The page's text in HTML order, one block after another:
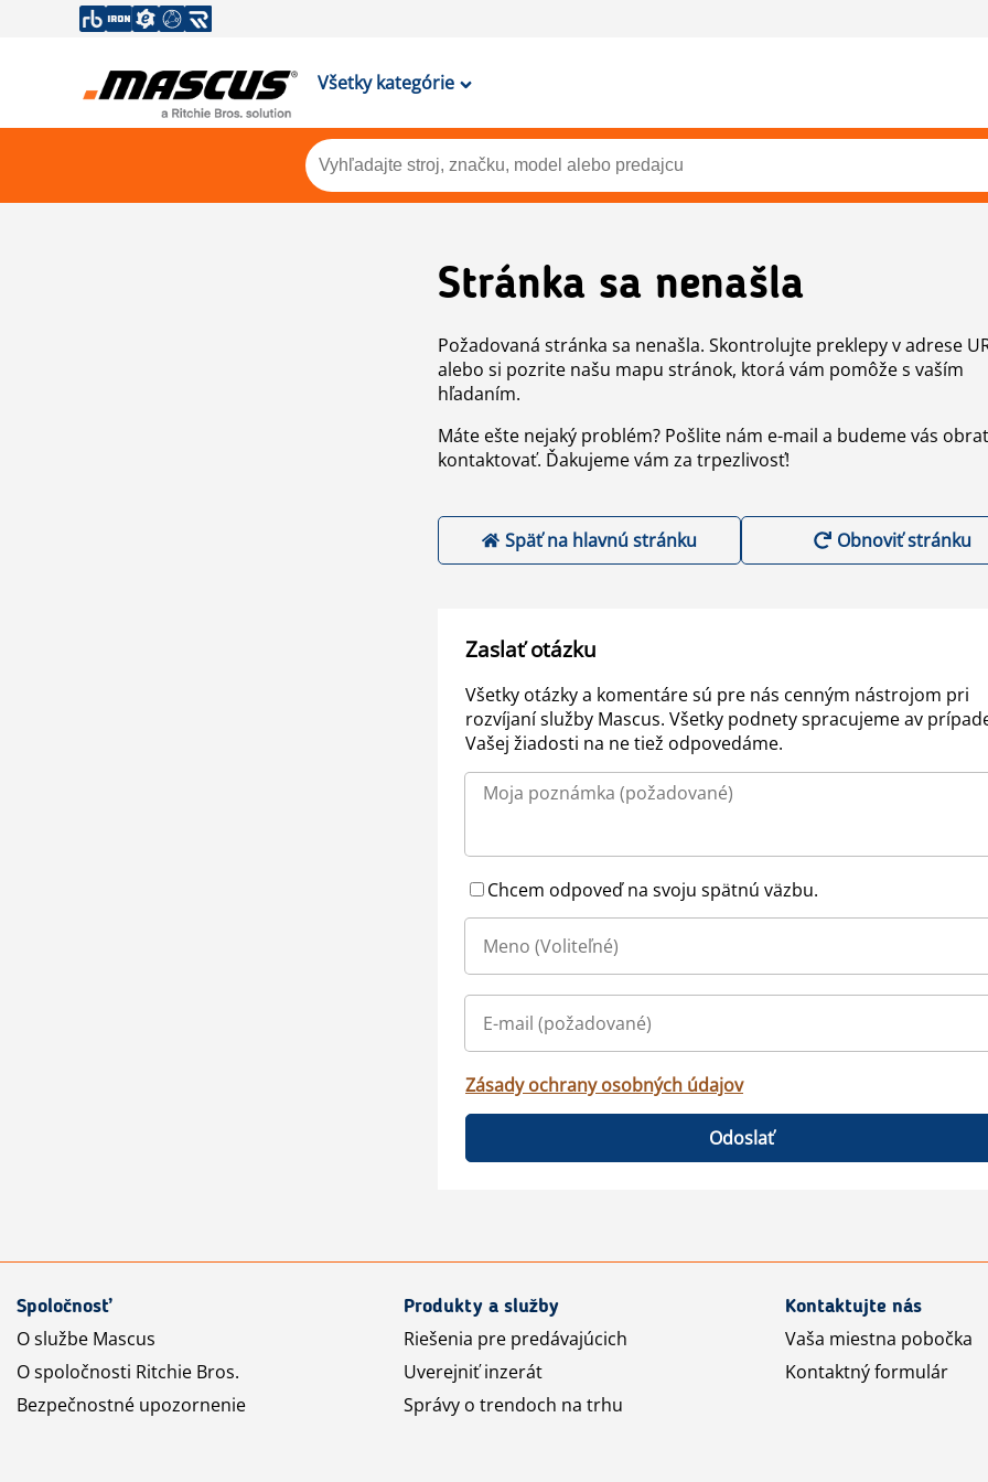
Všetky kategórie
Stránka sa nenašla
Požadovaná stránka sa nenašla. Skontrolujte preklepy v adrese
alebo si pozrite našu mapu stránok, ktorá vám pomôže s vaším
hľadaním.
Máte ešte nejaký problém? Pošlite nám e-mail a budeme vás
kontaktovať. Ďakujeme vám za trpezlivosť!
Späť na hlavnú stránku Obnoviť stránku
Zaslať otázku
Všetky otázky a komentáre sú pre nás cenným nástrojom pri
rozvíjaní služby Mascus. Všetky podnety spracujeme av
Vašej žiadosti na ne tiež odpovedáme.
Chcem odpoveď na svoju spätnú väzbu.
Zásady ochrany osobných údajov
Odoslať
Spoločnosť
O službe Mascus
O spoločnosti Ritchie Bros.
Bezpečnostné upozornenie
Produkty a služby
Riešenia pre predávajúcich
Uverejniť inzerát
Správy o trendoch na trhu
Kontaktujte nás
Vaša miestna pobočka
Kontaktný formulár